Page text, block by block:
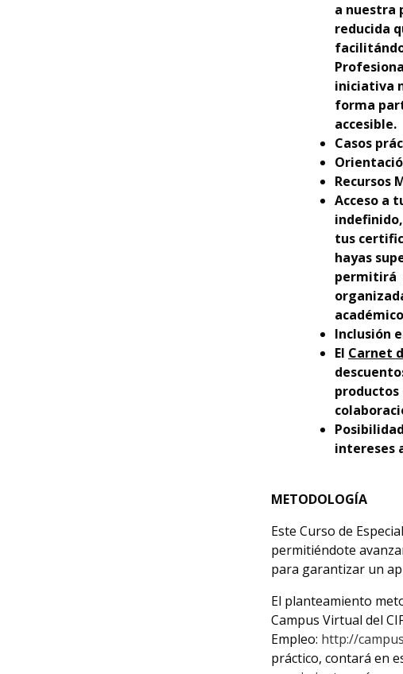
a nuestra
reducida
iniciativa
forma
accesible.
Casos
Recursos
Acceso a
tus
hayas
permitirá
Inclusión
El Carnet
productos
intereses
METODOLOGÍA
Este Curso de
permitiéndote
para garantizar un
El planteamiento
Campus Virtual del
Empleo: http://
práctico, contará en